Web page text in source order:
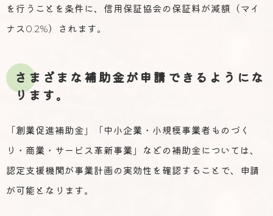
を行うことを条件に、信用保証協会の保証料が減額（マイ
ナス0.2%）されます。
さまざまな補助金が申請できるようにな
ります。
「創業促進補助金」「中小企業・小規模事業者ものづく
り・商業・サービス革新事業」などの補助金については、
認定支援機関が事業計画の実効性を確認することで、申請
が可能となります。